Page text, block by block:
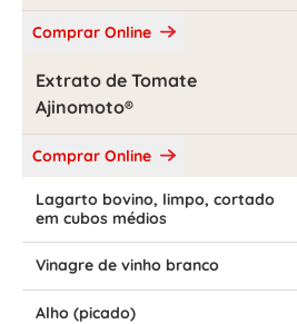
Comprar Online
Extrato de Tomate
Ajinomoto®
Comprar Online
Lagarto bovino, limpo, cortado
em cubos médios
Vinagre de vinho branco
Alho (picado)